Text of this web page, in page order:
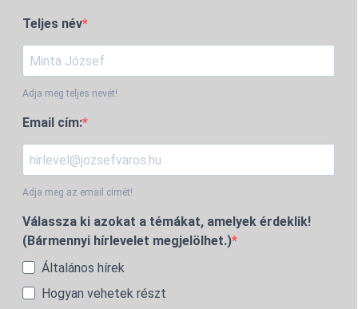
Teljes név
Adja meg teljes nevét!
Email cím:
Adja meg az email címét!
Válassza ki azokat a témákat, amelyek érdeklik!
(Bármennyi hírlevelet megjelölhet.)
Általános hírek
Hogyan vehetek részt